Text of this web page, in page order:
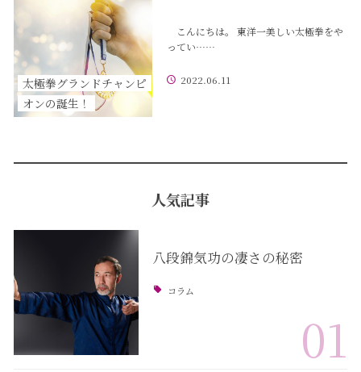
太極拳グランドチャンピ
オンの誕生！
こんにちは。 東洋一美しい太極拳をや
ってい……
2022.06.11
人気記事
八段錦気功の凄さの秘密
コラム
01